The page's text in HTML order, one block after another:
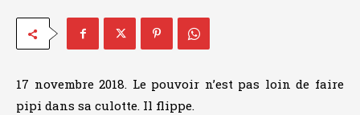
17 novembre 2018. Le pouvoir n’est pas loin de faire
pipi dans sa culotte. Il flippe.